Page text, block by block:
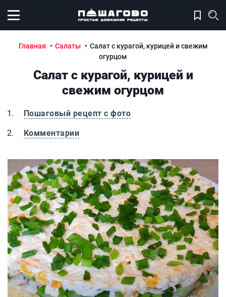
Открыть меню
Главная Салаты
Салат с курагой, курицей и свежим
огурцом
Салат с курагой, курицей и
свежим огурцом
Пошаговый рецепт с фото
Комментарии
Салат с курагой, курицей и свежим огурцом